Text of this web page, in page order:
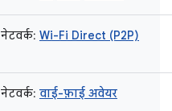
नेटवर्क: Wi-Fi Direct (P2P)
नेटवर्क: वाई-फ़ाई अवेयर